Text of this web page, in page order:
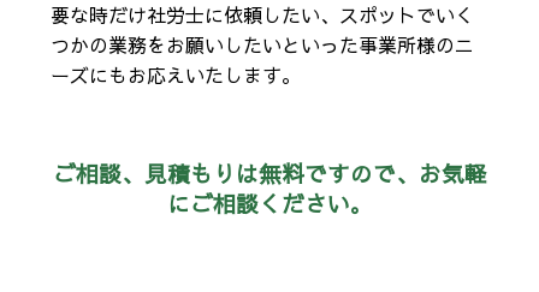
要な時だけ社労士に依頼したい、スポットでいく
つかの業務をお願いしたいといった事業所様のニ
ーズにもお応えいたします。
ご相談、見積もりは無料ですので、お気軽
にご相談ください。